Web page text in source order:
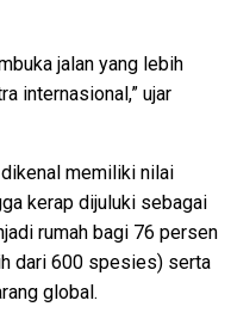
jalan yang lebih
internasional,” ujar
memiliki nilai
kerap dijuluki sebagai
rumah bagi 76 persen
dari 600 spesies) serta
global.